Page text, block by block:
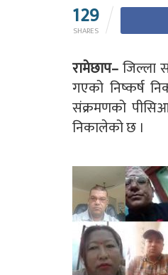
129
SHARES
रामेछाप–जिल्ला
गएको निष्कर्ष
संक्रमणको
निकालेको छ ।